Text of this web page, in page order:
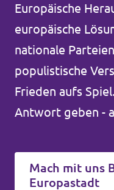
Unsere Events
Mache bei uns
Deine Spende für
Jobs bei Volt
Europäische
europäische
nationale
populistische
Frieden aufs
Antwort geben -
Mach mit uns
Europastadt